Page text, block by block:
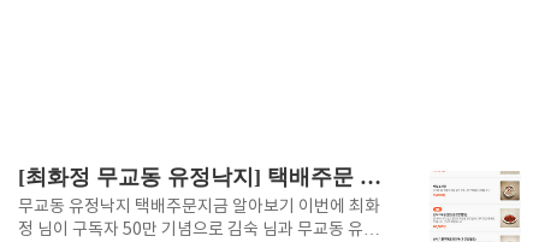
[최화정 무교동 유정낙지] 택배주문 메뉴 가격 주차 상세정보 지점별 위치(7군데)
무교동 유정낙지 택배주문지금 알아보기 이번에 최화
정 님이 구독자 50만 기념으로 김숙 님과 무교동 유정